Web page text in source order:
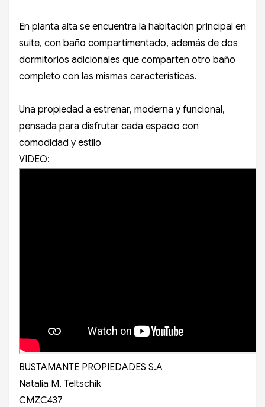
En planta alta se encuentra la habitación principal en
suite, con baño compartimentado, además de dos
dormitorios adicionales que comparten otro baño
completo con las mismas características.
Una propiedad a estrenar, moderna y funcional,
pensada para disfrutar cada espacio con
comodidad y estilo
VIDEO:
BUSTAMANTE PROPIEDADES S.A
Natalia M. Teltschik
CMZC437